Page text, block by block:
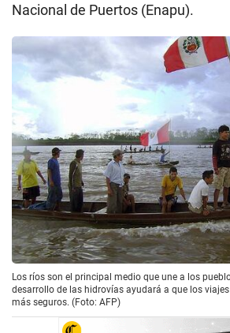
Nacional de Puertos (Enapu).
Los ríos son el principal medio que une a los
desarrollo de las hidrovías ayudará a que los
más seguros. (Foto: AFP)